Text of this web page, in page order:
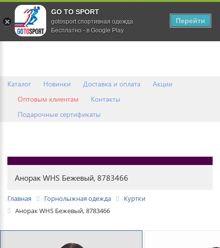
Каталог Новинки Доставка и оплата
Акции
Оптовым клиентам
Контакты
Подарочные сертификаты
0
Анорак WHS Бежевый, 8783466
Главная Горнолыжная одежда
Куртки
Анорак WHS Бежевый, 8783466
GO TO SPORT
gotosport спортивная одежда
Бесплатно - в Google Play
Перейти